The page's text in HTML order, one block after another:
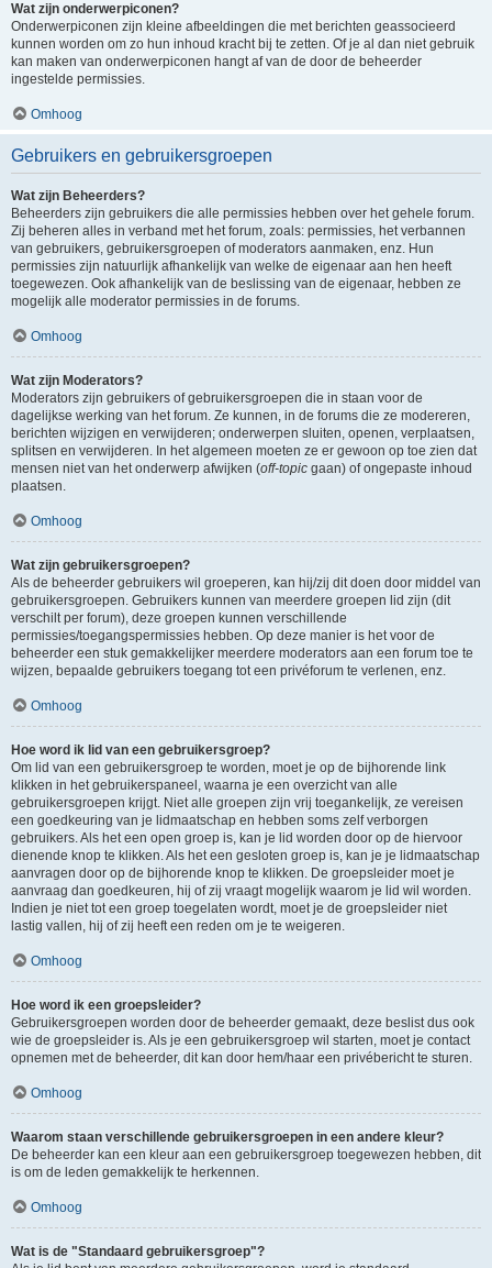
Wat zijn onderwerpiconen?
Onderwerpiconen zijn kleine afbeeldingen die met berichten geassocieerd
kunnen worden om zo hun inhoud kracht bij te zetten. Of je al dan niet gebruik
kan maken van onderwerpiconen hangt af van de door de beheerder
ingestelde permissies.
Omhoog
Gebruikers en gebruikersgroepen
Wat zijn Beheerders?
Beheerders zijn gebruikers die alle permissies hebben over het gehele forum.
Zij beheren alles in verband met het forum, zoals: permissies, het verbannen
van gebruikers, gebruikersgroepen of moderators aanmaken, enz. Hun
permissies zijn natuurlijk afhankelijk van welke de eigenaar aan hen heeft
toegewezen. Ook afhankelijk van de beslissing van de eigenaar, hebben ze
mogelijk alle moderator permissies in de forums.
Omhoog
Wat zijn Moderators?
Moderators zijn gebruikers of gebruikersgroepen die in staan voor de
dagelijkse werking van het forum. Ze kunnen, in de forums die ze modereren,
berichten wijzigen en verwijderen; onderwerpen sluiten, openen, verplaatsen,
splitsen en verwijderen. In het algemeen moeten ze er gewoon op toe zien dat
mensen niet van het onderwerp afwijken (off-topic gaan) of ongepaste inhoud
plaatsen.
Omhoog
Wat zijn gebruikersgroepen?
Als de beheerder gebruikers wil groeperen, kan hij/zij dit doen door middel van
gebruikersgroepen. Gebruikers kunnen van meerdere groepen lid zijn (dit
verschilt per forum), deze groepen kunnen verschillende
permissies/toegangspermissies hebben. Op deze manier is het voor de
beheerder een stuk gemakkelijker meerdere moderators aan een forum toe te
wijzen, bepaalde gebruikers toegang tot een privéforum te verlenen, enz.
Omhoog
Hoe word ik lid van een gebruikersgroep?
Om lid van een gebruikersgroep te worden, moet je op de bijhorende link
klikken in het gebruikerspaneel, waarna je een overzicht van alle
gebruikersgroepen krijgt. Niet alle groepen zijn vrij toegankelijk, ze vereisen
een goedkeuring van je lidmaatschap en hebben soms zelf verborgen
gebruikers. Als het een open groep is, kan je lid worden door op de hiervoor
dienende knop te klikken. Als het een gesloten groep is, kan je je lidmaatschap
aanvragen door op de bijhorende knop te klikken. De groepsleider moet je
aanvraag dan goedkeuren, hij of zij vraagt mogelijk waarom je lid wil worden.
Indien je niet tot een groep toegelaten wordt, moet je de groepsleider niet
lastig vallen, hij of zij heeft een reden om je te weigeren.
Omhoog
Hoe word ik een groepsleider?
Gebruikersgroepen worden door de beheerder gemaakt, deze beslist dus ook
wie de groepsleider is. Als je een gebruikersgroep wil starten, moet je contact
opnemen met de beheerder, dit kan door hem/haar een privébericht te sturen.
Omhoog
Waarom staan verschillende gebruikersgroepen in een andere kleur?
De beheerder kan een kleur aan een gebruikersgroep toegewezen hebben, dit
is om de leden gemakkelijk te herkennen.
Omhoog
Wat is de "Standaard gebruikersgroep"?